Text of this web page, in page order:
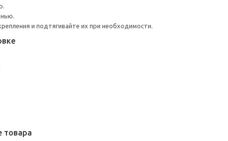
и подтягивайте их при необходимости.
товара